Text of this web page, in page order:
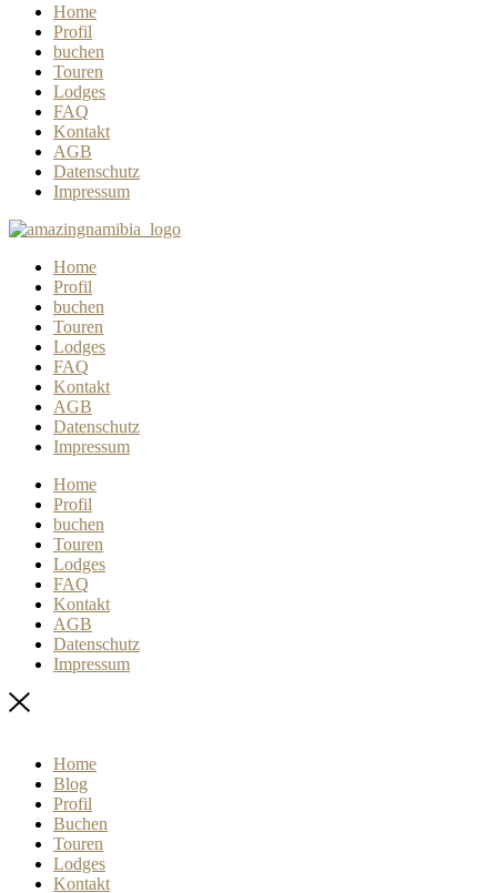
Home
Profil
buchen
Touren
Lodges
FAQ
Kontakt
AGB
Datenschutz
Impressum
Home
Profil
buchen
Touren
Lodges
FAQ
Kontakt
AGB
Datenschutz
Impressum
Home
Profil
buchen
Touren
Lodges
FAQ
Kontakt
AGB
Datenschutz
Impressum
Home
Blog
Profil
Buchen
Touren
Lodges
Kontakt